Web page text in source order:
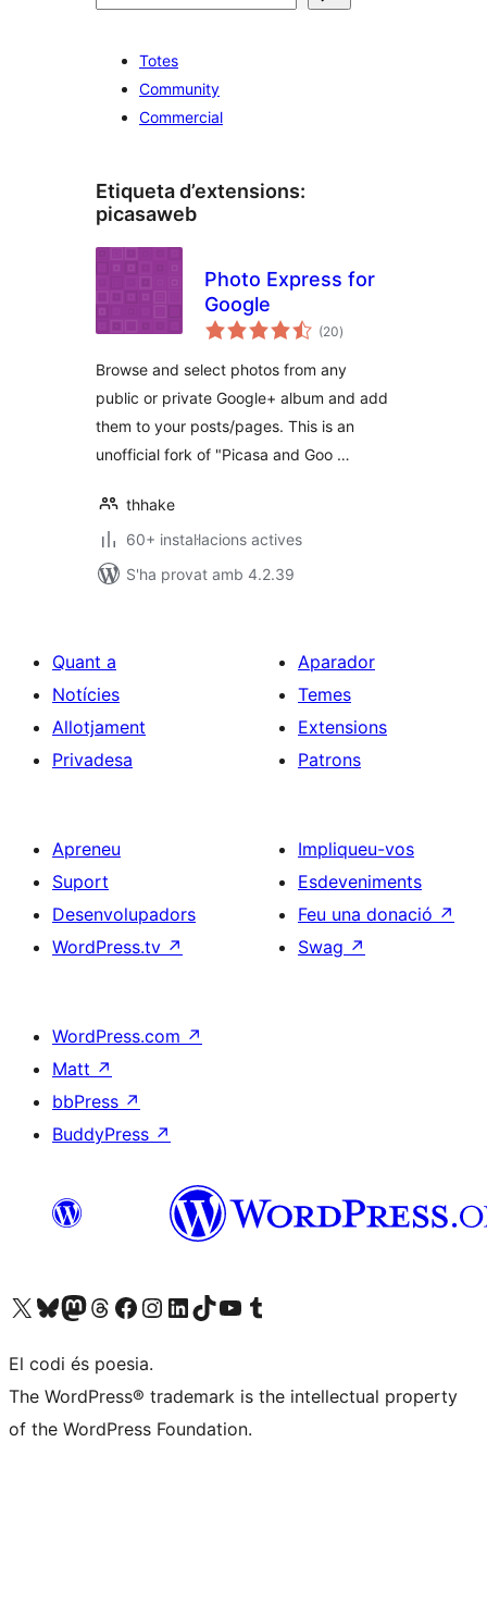
Totes
Community
Commercial
Etiqueta d’extensions:
picasaweb
Photo Express for
Google
(20puntuacions
totals
)
Browse and select photos from any
public or private Google+ album and add
them to your posts/pages. This is an
unofficial fork of "Picasa and Goo …
thhake
60+ instal·lacions actives
S'ha provat amb 4.2.39
Quant a
Notícies
Allotjament
Privadesa
Aparador
Temes
Extensions
Patrons
Apreneu
Suport
Desenvolupadors
WordPress.tv ↗
Impliqueu-vos
Esdeveniments
Feu una donació ↗
Swag ↗
WordPress.com ↗
Matt ↗
bbPress ↗
BuddyPress ↗
Visiteu el nostre compte X (abans Twitter)
Visiteu el nostre compte de Bluesky
Visiteu el nostre compte al Mastodon
Visiteu el nostre compte de Threads
Visiteu la nostra pàgina al Facebook
Visiteu el nostre compte d'Instagram
Visiteu el nostre compte de LinkedIn
Visiteu el nostre compte de TikTok
Visiteu el nostre canal al YouTube
Visiteu el nostre compte de Tumblr
El codi és poesia.
The WordPress® trademark is the intellectual property
of the WordPress Foundation.